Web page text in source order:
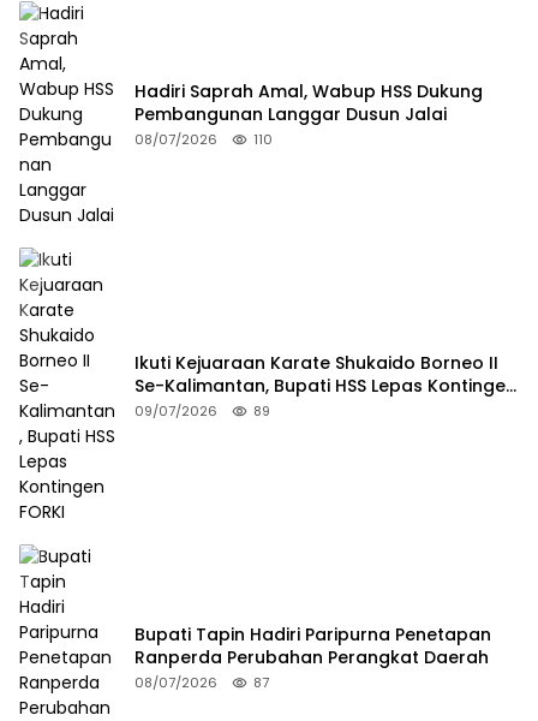
Hadiri Saprah Amal, Wabup HSS Dukung
Pembangunan Langgar Dusun Jalai
08/07/2026 110
Ikuti Kejuaraan Karate Shukaido Borneo II
Se-Kalimantan, Bupati HSS Lepas Kontingen
FORKI
09/07/2026 89
Bupati Tapin Hadiri Paripurna Penetapan
Ranperda Perubahan Perangkat Daerah
08/07/2026 87